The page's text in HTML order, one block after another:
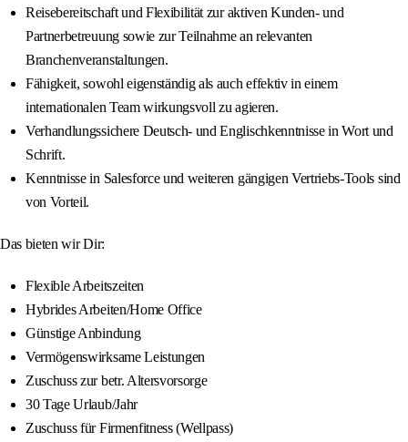
Reisebereitschaft und Flexibilität zur aktiven Kunden- und
Partnerbetreuung sowie zur Teilnahme an relevanten
Branchenveranstaltungen.
Fähigkeit, sowohl eigenständig als auch effektiv in einem
internationalen Team wirkungsvoll zu agieren.
Verhandlungssichere Deutsch- und Englischkenntnisse in Wort und
Schrift.
Kenntnisse in Salesforce und weiteren gängigen Vertriebs-Tools sind
von Vorteil.
Das bieten wir Dir:
Flexible Arbeitszeiten
Hybrides Arbeiten/Home Office
Günstige Anbindung
Vermögenswirksame Leistungen
Zuschuss zur betr. Altersvorsorge
30 Tage Urlaub/Jahr
Zuschuss für Firmenfitness (Wellpass)